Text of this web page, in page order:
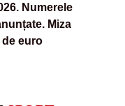
Numerele
Miza
euro